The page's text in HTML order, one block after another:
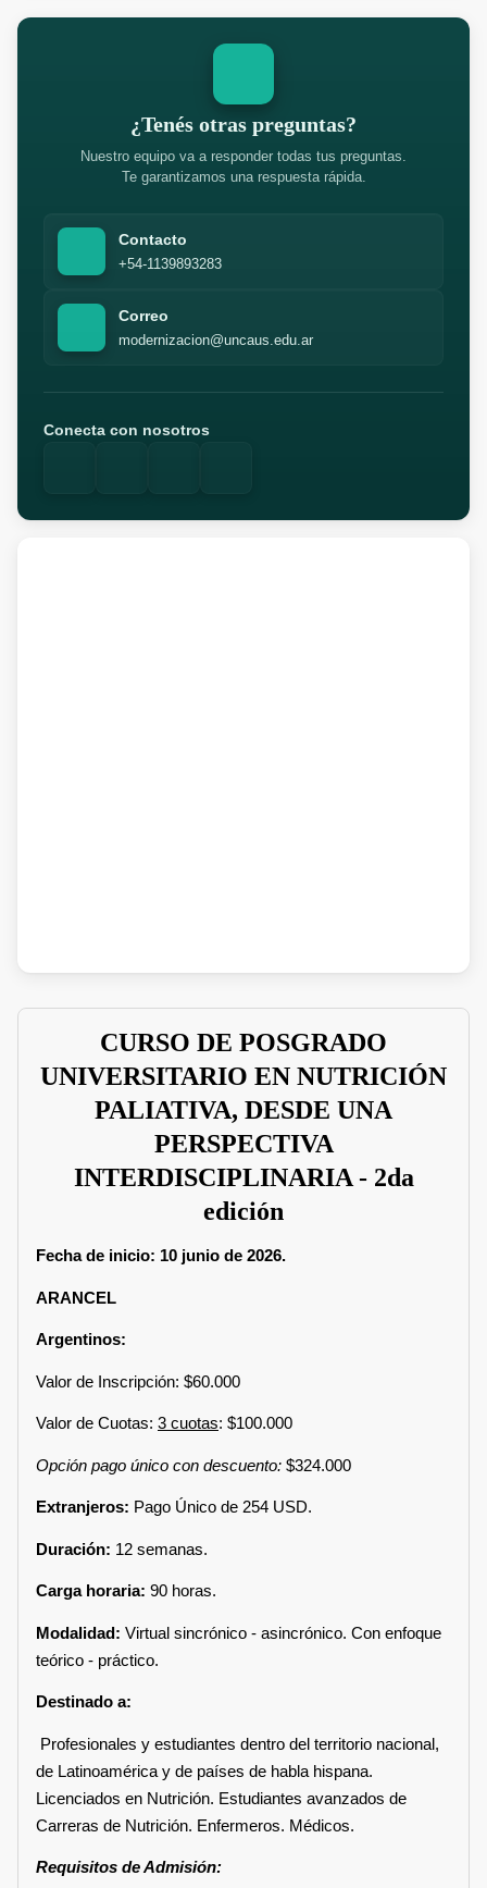
¿Tenés otras preguntas?
Nuestro equipo va a responder todas tus preguntas.
Te garantizamos una respuesta rápida.
Contacto
+54-1139893283
Correo
modernizacion@uncaus.edu.ar
Conecta con nosotros
CURSO DE POSGRADO
UNIVERSITARIO EN NUTRICIÓN
PALIATIVA, DESDE UNA
PERSPECTIVA
INTERDISCIPLINARIA - 2da
edición
Fecha de inicio: 10 junio de 2026.
ARANCEL
Argentinos:
Valor de Inscripción: $60.000
Valor de Cuotas: 3 cuotas: $100.000
Opción pago único con descuento: $324.000
Extranjeros: Pago Único de 254 USD.
Duración: 12 semanas.
Carga horaria: 90 horas.
Modalidad: Virtual sincrónico - asincrónico. Con enfoque
teórico - práctico.
Destinado a:
Profesionales y estudiantes dentro del territorio nacional,
de Latinoamérica y de países de habla hispana.
Licenciados en Nutrición. Estudiantes avanzados de
Carreras de Nutrición. Enfermeros. Médicos.
Requisitos de Admisión: